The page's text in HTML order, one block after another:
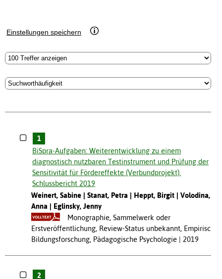
Einstellungen speichern
1
BiSpra-Aufgaben: Weiterentwicklung zu einem
diagnostisch nutzbaren Testinstrument und Prüfung der
Sensitivität für Fördereffekte (Verbundprojekt).
Schlussbericht 2019
Weinert, Sabine
Stanat, Petra Heppt, Birgit
Volodina,
Anna
Eglinsky, Jenny
Monographie, Sammelwerk oder
Erstveröffentlichung, Review-Status unbekannt, Empirische
Bildungsforschung, Pädagogische Psychologie
2019
2